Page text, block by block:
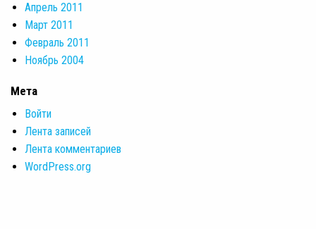
Апрель 2011
Март 2011
Февраль 2011
Ноябрь 2004
Мета
Войти
Лента записей
Лента комментариев
WordPress.org